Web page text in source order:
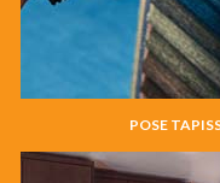
POSE